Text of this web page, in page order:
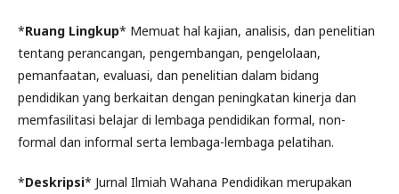
*Ruang Lingkup* Memuat hal kajian, analisis, dan penelitian
tentang perancangan, pengembangan, pengelolaan,
pemanfaatan, evaluasi, dan penelitian dalam bidang
pendidikan yang berkaitan dengan peningkatan kinerja dan
memfasilitasi belajar di lembaga pendidikan formal, non-
formal dan informal serta lembaga-lembaga pelatihan.
*Deskripsi* Jurnal Ilmiah Wahana Pendidikan merupakan